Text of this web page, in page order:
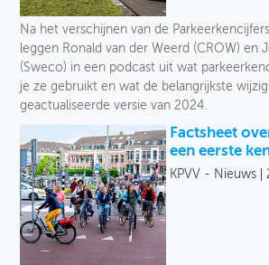
Toegankelijkheid
Verkeersveiligheid
Logistiek
Voetganger
Fiets
Collectief vervoer
Na het verschijnen van de
leggen Ronald van der Weerd (CROW) en
(Sweco) in een podcast uit wat
je ze gebruikt en wat de belangrijkste
geactualiseerde versie van 2024.
Factsheet
een eerste
KPVV - Nieuws